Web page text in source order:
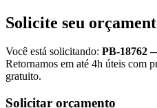
Solicite seu
Você está solicitando: PB-18762
Retornamos em até 4h úteis com
gratuito.
Solicitar orçamento